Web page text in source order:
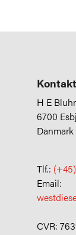
Kontakt
H E
6700
Danmark
Tlf.:
Email:
CVR: